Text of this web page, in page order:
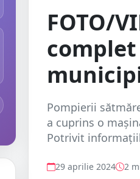
FOTO/
Pompierii
a cuprins o
Potrivit
29 aprilie 2024 2